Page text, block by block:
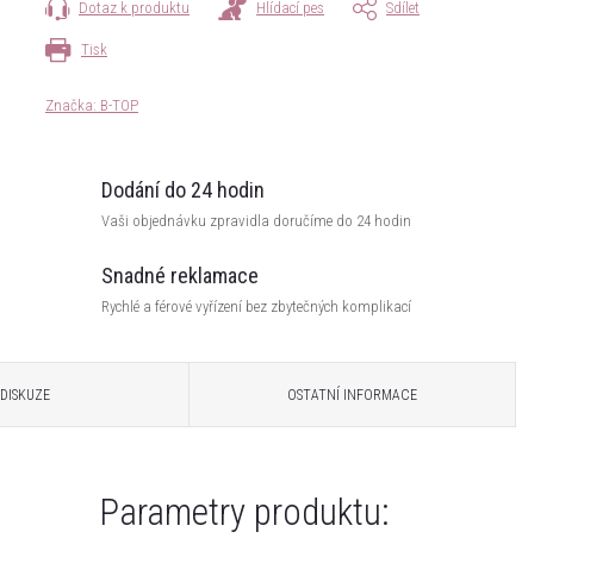
Tisk
Dotaz k produktu Hlídací pes Sdílet
Značka: B-TOP
Dodání do 24 hodin
Vaši objednávku zpravidla doručíme do 24 hodin
Snadné reklamace
Rychlé a férové vyřízení bez zbytečných komplikací
DISKUZE OSTATNÍ INFORMACE
Parametry produktu: